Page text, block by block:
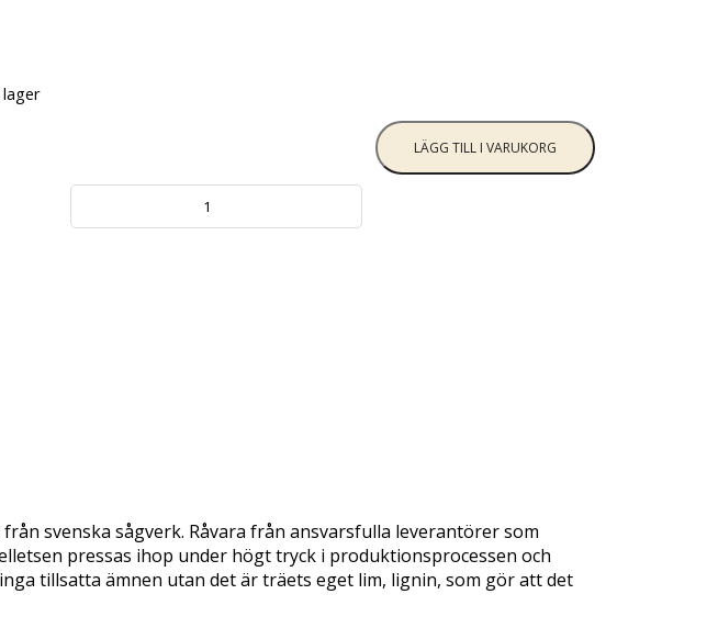
lager
LÄGG TILL I VARUKORG
svenska sågverk. Råvara från ansvarsfulla leverantörer som
pressas ihop under högt tryck i produktionsprocessen och
tillsatta ämnen utan det är träets eget lim, lignin, som gör att det